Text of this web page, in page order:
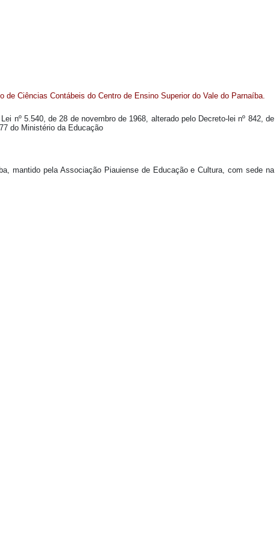
de Ciências Contábeis do Centro de Ensino Superior do Vale do Parnaíba.
nº 5.540, de 28 de novembro de 1968, alterado pelo Decreto-lei nº 842, de
do Ministério da Educação
mantido pela Associação Piauiense de Educação e Cultura, com sede na